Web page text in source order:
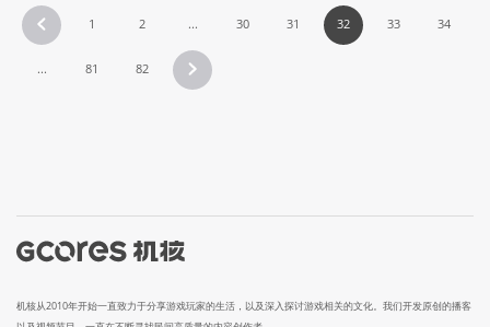
1 2 ... 30 31 32 33 34
... 81 82
机核从2010年开始一直致力于分享游戏玩家的生活，以及深入探讨游戏相关的文化。我们开发原创的播客